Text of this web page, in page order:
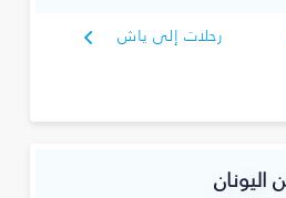
رحلات إلى ياش